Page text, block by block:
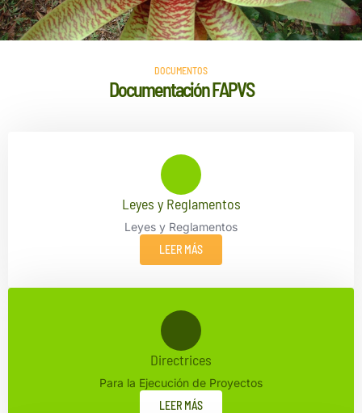
DOCUMENTOS
Documentación FAPVS
Leyes y Reglamentos
Leyes y Reglamentos
LEER MÁS
Directrices
Para la Ejecución de Proyectos
LEER MÁS